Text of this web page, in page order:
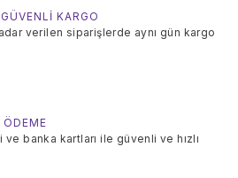
KARGO
verilen siparişlerde aynı gün kargo
ÖDEME
ve banka kartları ile güvenli ve hızlı